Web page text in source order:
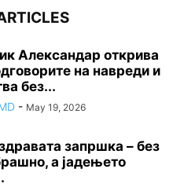
Александар открива
на навреди и
без...
- May 19, 2026
запршка – без
а јадењето